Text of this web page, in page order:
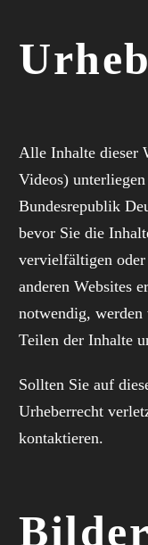
Alle Inhalte dieser
Videos)
Bundesrepublik
bevor Sie die
vervielfältigen
anderen Websites
notwendig,
Teilen der Inhalte
Sollten Sie auf
Urheberrecht
kontaktieren.